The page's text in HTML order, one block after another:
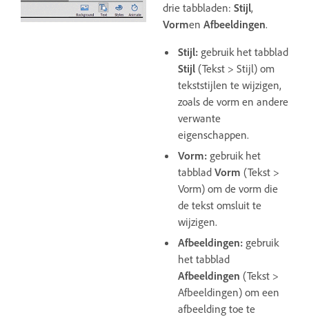
drie tabbladen: Stijl,
Vormen Afbeeldingen.
Stijl: gebruik het tabblad
Stijl (Tekst > Stijl) om
tekststijlen te wijzigen,
zoals de vorm en andere
verwante
eigenschappen.
Vorm: gebruik het
tabblad Vorm (Tekst >
Vorm) om de vorm die
de tekst omsluit te
wijzigen.
Afbeeldingen: gebruik
het tabblad
Afbeeldingen (Tekst >
Afbeeldingen) om een
afbeelding toe te